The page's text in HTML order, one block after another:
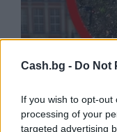
Cash.bg - Do Not
If you wish to opt-
processing of your
targeted advertising
Древен храм
откриха под
Полша